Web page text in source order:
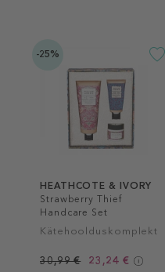
-25%
HEATHCOTE & IVORY
Strawberry Thief
Handcare Set
Kätehoolduskomplekt
30,99 € 23,24 €